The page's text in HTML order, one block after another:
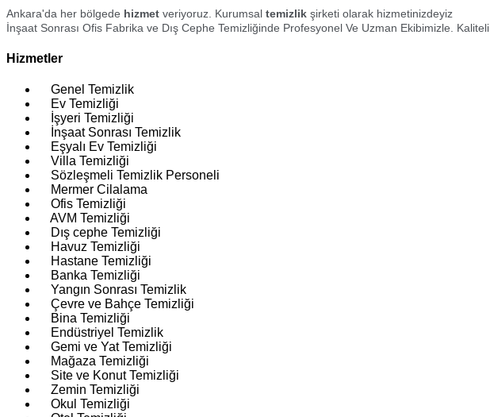
Ankara'da her bölgede hizmet veriyoruz. Kurumsal temizlik şirketi olarak hizmetinizdeyiz
İnşaat Sonrası Ofis Fabrika ve Dış Cephe Temizliğinde Profesyonel Ve Uzman Ekibimizle. Kaliteli
Hizmetler
Genel Temizlik
Ev Temizliği
İşyeri Temizliği
İnşaat Sonrası Temizlik
Eşyalı Ev Temizliği
Villa Temizliği
Sözleşmeli Temizlik Personeli
Mermer Cilalama
Ofis Temizliği
AVM Temizliği
Dış cephe Temizliği
Havuz Temizliği
Hastane Temizliği
Banka Temizliği
Yangın Sonrası Temizlik
Çevre ve Bahçe Temizliği
Bina Temizliği
Endüstriyel Temizlik
Gemi ve Yat Temizliği
Mağaza Temizliği
Site ve Konut Temizliği
Zemin Temizliği
Okul Temizliği